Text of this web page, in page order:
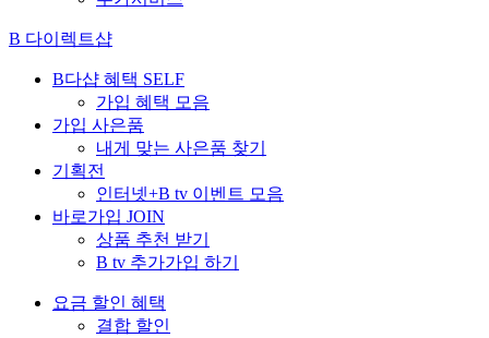
B 다이렉트샵
B다샵 혜택 SELF
가입 혜택 모음
가입 사은품
내게 맞는 사은품 찾기
기획전
인터넷+B tv 이벤트 모음
바로가입 JOIN
상품 추천 받기
B tv 추가가입 하기
요금 할인 혜택
결합 할인